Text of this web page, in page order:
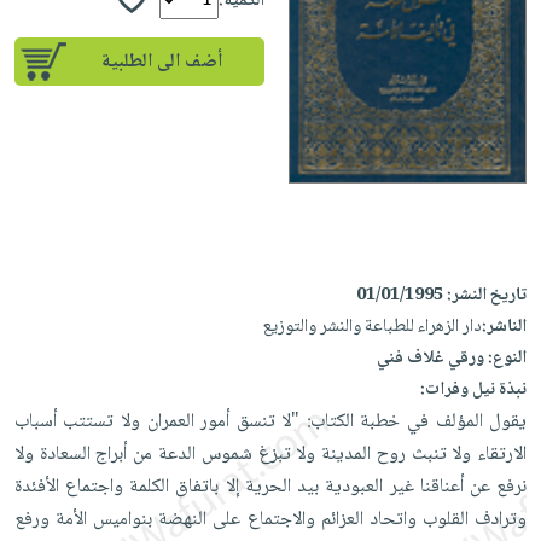
إختياراتنا
كتب
أكاديمية
صندوق
القراءة
iKitab
بلا
حدود
أسئلة
يتكرر
على
Android
تحميل
iKitab
على
Apple
أسئلة
يتكرر
طرحها
تحميل
masmu3
على
masmu3
على
Apple
المواضيع
الأكثر
مبيعاً
إختياراتنا
وسائل
القراءة
جوائز
تعليمية
الصحة
والعناية
الشخصية
جديد
أجهزة
العناية
الشخصية
العناية
وتصفيف
الشعر
العناية
بالجسم
المطبخ
والسفرة
جديد
الكل
أواني
الطهي
أدوات
متجر
الهدايا
أقسام
أضف الى الطلبية
تاريخ النشر:01/01/1995
الناشر:دار الزهراء للطباعة والنشر والتوزيع
النوع:ورقي غلاف فني
نبذة نيل وفرات:
يقول المؤلف في خطبة الكتاب: "لا تنسق أمور العمران ولا تستتب أسباب
الارتقاء ولا تنبث روح المدينة ولا تبزغ شموس الدعة من أبراج السعادة ولا
نرفع عن أعناقنا غير العبودية بيد الحرية إلا باتفاق الكلمة واجتماع الأفئدة
وترادف القلوب واتحاد العزائم والاجتماع على النهضة بنواميس الأمة ورفع